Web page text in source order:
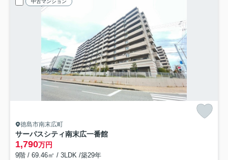
中古マンション
徳島市南末広町
サーパスシティ南末広一番館
1,790万円
9階 / 69.46㎡ / 3LDK /築29年